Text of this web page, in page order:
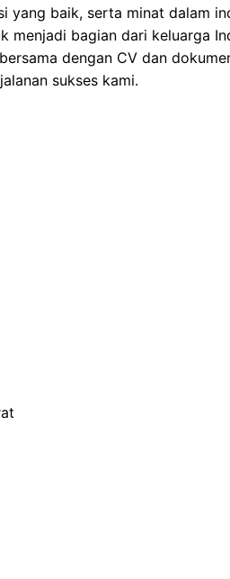
yang baik, serta minat dalam
menjadi bagian dari keluarga
dengan CV dan
sukses kami.